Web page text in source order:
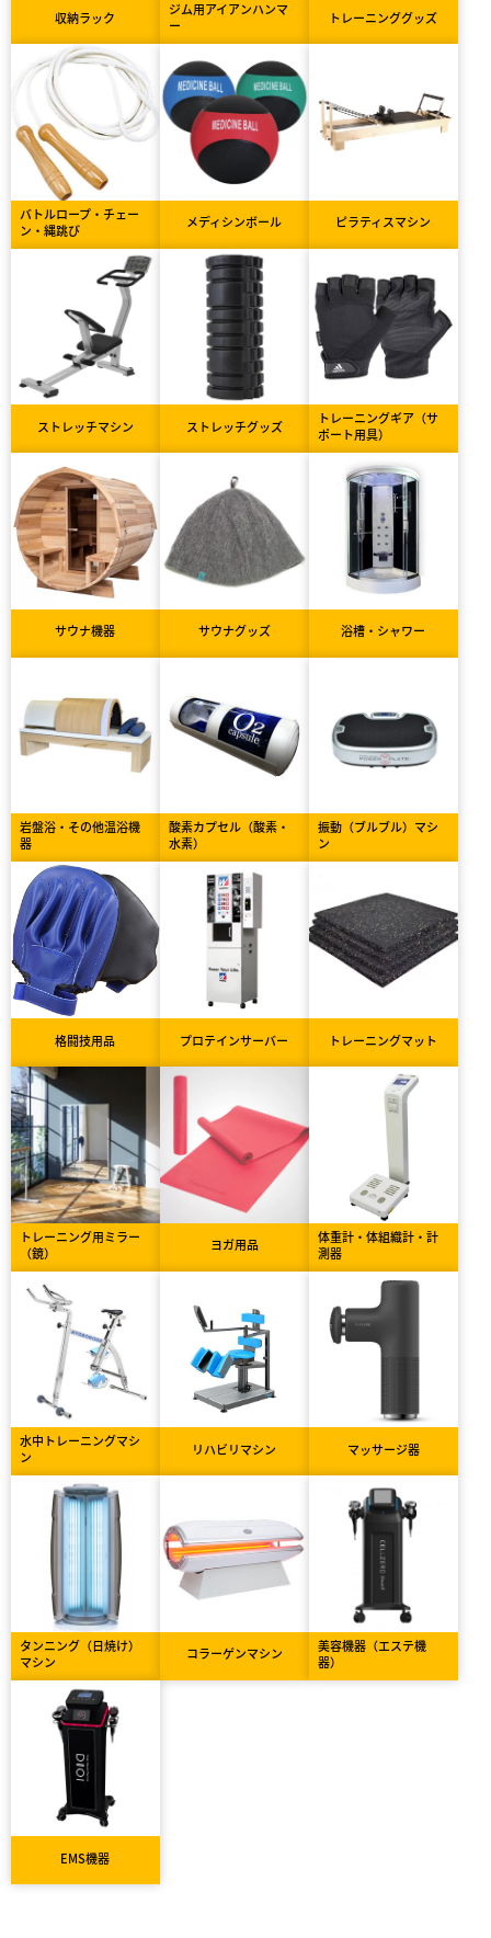
収納ラック
ジム用アイアンハンマ
ー
トレーニンググッズ
バトルロープ・チェー
ン・縄跳び
メディシンボール ピラティスマシン
ストレッチマシン ストレッチグッズ
トレーニングギア（サ
ポート用具）
サウナ機器 サウナグッズ 浴槽・シャワー
岩盤浴・その他温浴機
器
酸素カプセル（酸素・
水素）
振動（ブルブル）マシ
ン
格闘技用品 プロテインサーバー トレーニングマット
トレーニング用ミラー
（鏡）
ヨガ用品
体重計・体組織計・計
測器
水中トレーニングマシ
ン
リハビリマシン マッサージ器
タンニング（日焼け）
マシン
コラーゲンマシン
美容機器（エステ機
器）
EMS機器